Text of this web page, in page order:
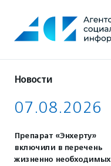
содержанию
Новости
07.08.2026
Препарат «Энхерту»
включили в перечень
жизненно необходимых